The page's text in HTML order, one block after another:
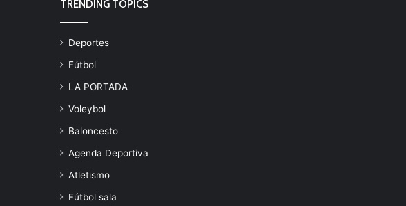
TRENDING TOPICS
Deportes
Fútbol
LA PORTADA
Voleybol
Baloncesto
Agenda Deportiva
Atletismo
Fútbol sala